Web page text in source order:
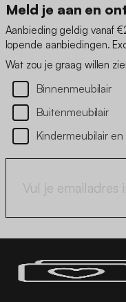
Meld je aan en
Aanbieding geldig vanaf
lopende aanbiedingen.
Wat zou je graag willen
Binnenmeubilair
Buitenmeubilair
Kindermeubilair en